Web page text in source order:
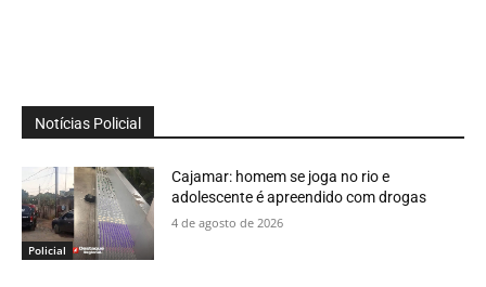
Notícias Policial
Policial
Cajamar: homem se joga no rio e
adolescente é apreendido com drogas
4 de agosto de 2026